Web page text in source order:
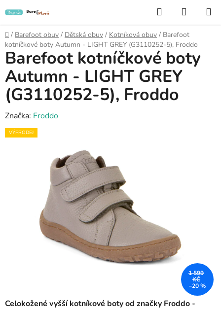
na
obsah
Hledat
KOŠÍK
Domů
/ Barefoot obuv / Dětská obuv / Kotníková obuv / Barefoot
kotníčkové boty Autumn - LIGHT GREY (G3110252-5), Froddo
Celokožené vyšší kotníkové boty od značky Froddo -
Barefoot kotníčkové boty
Autumn - LIGHT GREY
(G3110252-5), Froddo
Značka: Froddo
VÝPRODEJ
1 599
KČ
–20 %